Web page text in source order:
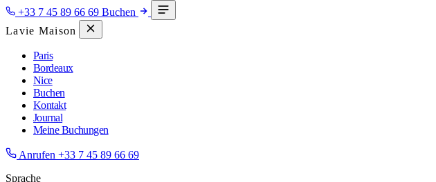
+33 7 45 89 66 69 Buchen
Lavie Maison
Paris
Bordeaux
Nice
Buchen
Kontakt
Journal
Meine Buchungen
Anrufen +33 7 45 89 66 69
Sprache